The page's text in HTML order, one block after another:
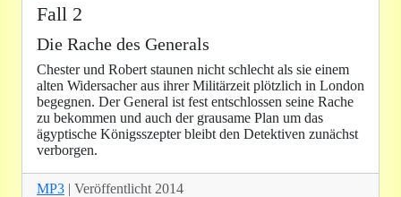
Fall 2
Die Rache des Generals
Chester und Robert staunen nicht schlecht als sie einem
alten Widersacher aus ihrer Militärzeit plötzlich in London
begegnen. Der General ist fest entschlossen seine Rache
zu bekommen und auch der grausame Plan um das
ägyptische Königsszepter bleibt den Detektiven zunächst
verborgen.
MP3 | Veröffentlicht 2014